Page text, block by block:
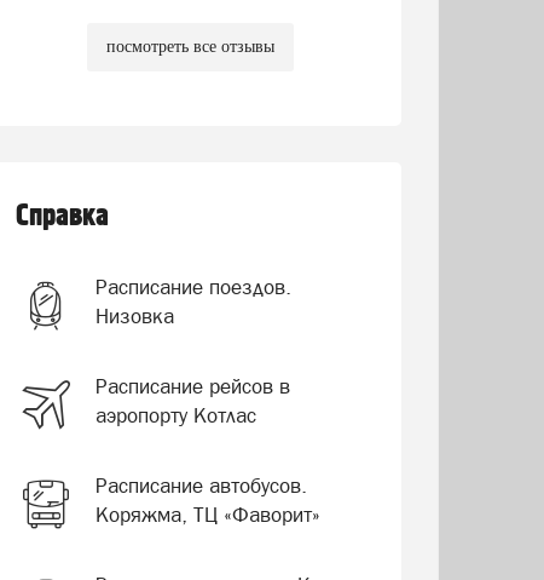
посмотреть все отзывы
Справка
Расписание поездов.
Низовка
Расписание рейсов в
аэропорту Котлас
Расписание автобусов.
Коряжма, ТЦ «Фаворит»